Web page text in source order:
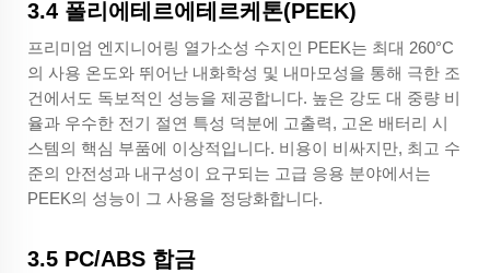
3.4 폴리에테르에테르케톤(PEEK)
프리미엄 엔지니어링 열가소성 수지인 PEEK는 최대 260°C
의 사용 온도와 뛰어난 내화학성 및 내마모성을 통해 극한 조
건에서도 독보적인 성능을 제공합니다. 높은 강도 대 중량 비
율과 우수한 전기 절연 특성 덕분에 고출력, 고온 배터리 시
스템의 핵심 부품에 이상적입니다. 비용이 비싸지만, 최고 수
준의 안전성과 내구성이 요구되는 고급 응용 분야에서는
PEEK의 성능이 그 사용을 정당화합니다.
3.5 PC/ABS 합금